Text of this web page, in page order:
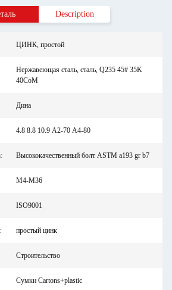
Description
ЦИНК, простой
Нержавеющая сталь, сталь, Q235 45# 35K
40CoM
Дина
4.8 8.8 10.9 А2-70 А4-80
Высококачественный болт ASTM a193 gr b7
М4-М36
ISO9001
простый цинк
Строительство
Сумки Cartons+plastic